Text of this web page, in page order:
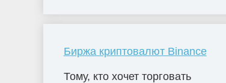
Биржа криптовалют Binance
Тому, кто хочет торговать